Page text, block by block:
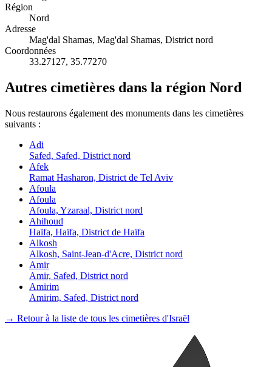
Région
Nord
Adresse
Mag'dal Shamas, Mag'dal Shamas, District nord
Coordonnées
33.27127, 35.77270
Autres cimetières dans la région Nord
Nous restaurons également des monuments dans les cimetières
suivants :
Adi
Safed, Safed, District nord
Afek
Ramat Hasharon, District de Tel Aviv
Afoula
Afoula
Afoula, Yzaraal, District nord
Ahihoud
Haïfa, Haïfa, District de Haïfa
Alkosh
Alkosh, Saint-Jean-d'Acre, District nord
Amir
Amir, Safed, District nord
Amirim
Amirim, Safed, District nord
→ Retour à la liste de tous les cimetières d'Israël